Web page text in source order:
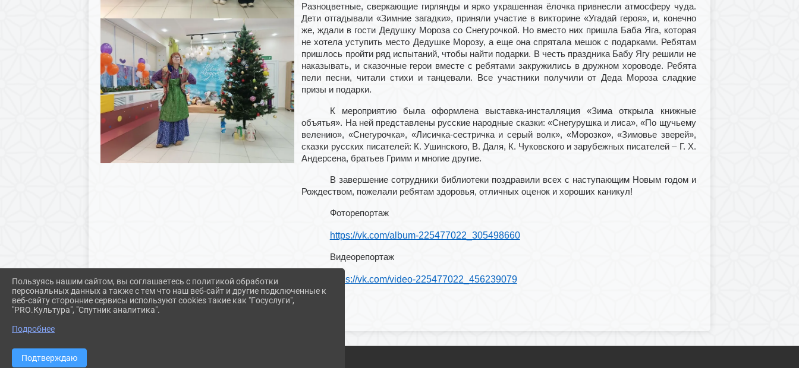
Разноцветные, сверкающие гирлянды и ярко украшенная ёлочка привнесли атмосферу чуда.
Дети отгадывали «Зимние загадки», приняли участие в викторине «Угадай героя», и, конечно
же, ждали в гости Дедушку Мороза со Снегурочкой. Но вместо них пришла Баба Яга, которая
не хотела уступить место Дедушке Морозу, а еще она спрятала мешок с подарками. Ребятам
пришлось пройти ряд испытаний, чтобы найти подарки. В честь праздника Бабу Ягу решили не
наказывать, и сказочные герои вместе с ребятами закружились в дружном хороводе. Ребята
пели песни, читали стихи и танцевали. Все участники получили от Деда Мороза сладкие
призы и подарки.
К мероприятию была оформлена выставка-инсталляция «Зима открыла книжные
объятья». На ней представлены русские народные сказки: «Снегурушка и лиса», «По щучьему
велению», «Снегурочка», «Лисичка-сестричка и серый волк», «Морозко», «Зимовье зверей»,
сказки русских писателей: К. Ушинского, В. Даля, К. Чуковского и зарубежных писателей – Г. Х.
Андерсена, братьев Гримм и многие другие.
В завершение сотрудники библиотеки поздравили всех с наступающим Новым годом и
Рождеством, пожелали ребятам здоровья, отличных оценок и хороших каникул!
Фоторепортаж
https://vk.com/album-225477022_305498660
Видеорепортаж
https://vk.com/video-225477022_456239079
Пользуясь нашим сайтом, вы соглашаетесь с политикой обработки
персональных данных а также с тем что наш веб-сайт и другие подключенные к
веб-сайту сторонние сервисы используют cookies такие как "Госуслуги",
"PRO.Культура", "Спутник аналитика".
Подробнее
Подтверждаю